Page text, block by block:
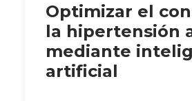
Optimizar el
la hipertensión
mediante
artificial